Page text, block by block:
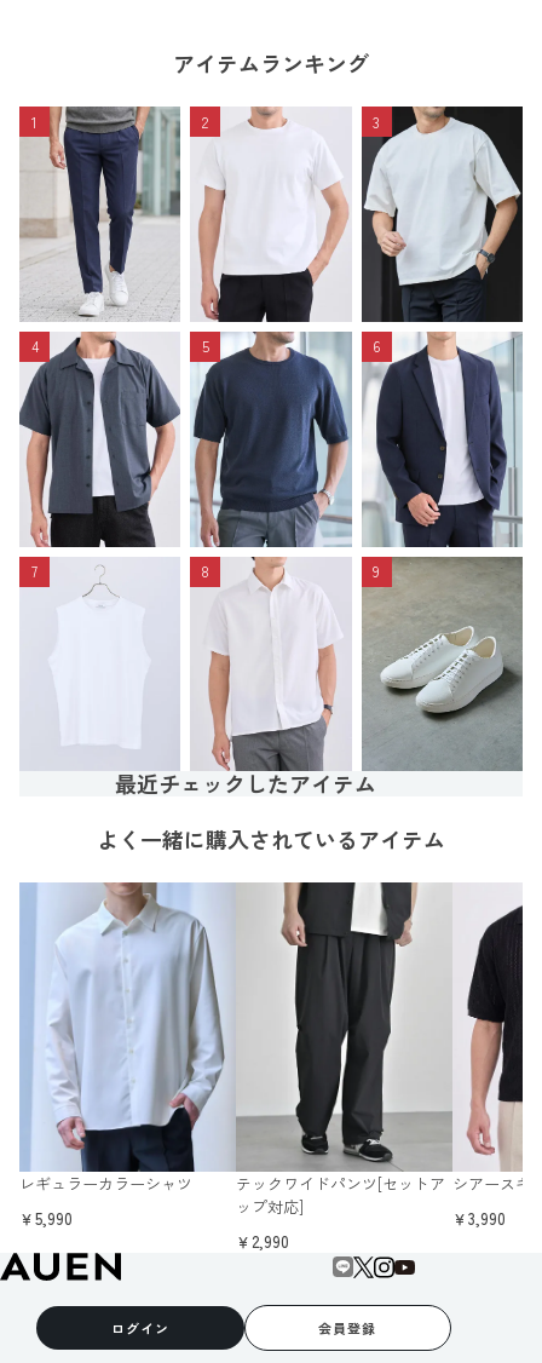
アイテムランキング
1 2 3
4 5 6
7 8 9
最近チェックしたアイテム
よく一緒に購入されているアイテム
レギュラーカラーシャツ
￥5,990
テックワイドパンツ[セットア
ップ対応]
￥2,990
シアースキ
￥3,990
ログイン 会員登録